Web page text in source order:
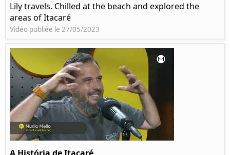
Lily travels. Chilled at the beach and explored the
areas of Itacaré
Vidéo publiée le 27/05/2023